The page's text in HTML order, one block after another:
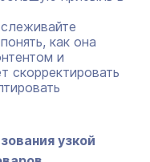
как она
и
узкой